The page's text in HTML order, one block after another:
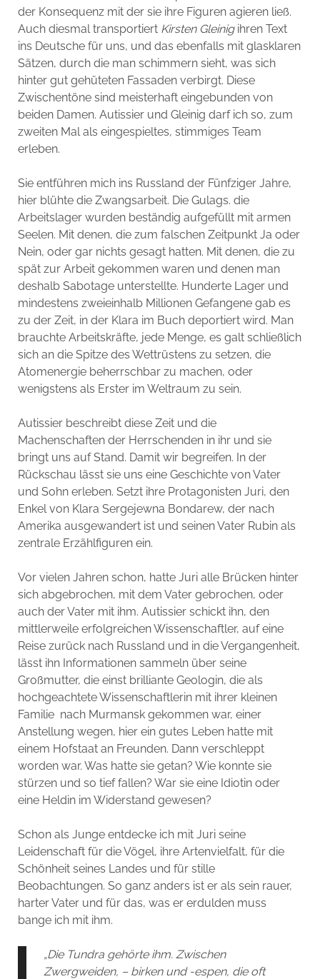
der Konsequenz mit der sie ihre Figuren agieren ließ.
Auch diesmal transportiert Kirsten Gleinigihren Text
ins Deutsche für uns, und das ebenfalls mit glasklaren
Sätzen, durch die man schimmern sieht, was sich
hinter gut gehüteten Fassaden verbirgt. Diese
Zwischentöne sind meisterhaft eingebunden von
beiden Damen. Autissier und Gleinig darf ich so, zum
zweiten Mal als eingespieltes, stimmiges Team
erleben.
Sie entführen mich ins Russland der Fünfziger Jahre,
hier blühte die Zwangsarbeit. Die Gulags. die
Arbeitslager wurden beständig aufgefüllt mit armen
Seelen. Mit denen, die zum falschen Zeitpunkt Ja oder
Nein, oder gar nichts gesagt hatten. Mit denen, die zu
spät zur Arbeit gekommen waren und denen man
deshalb Sabotage unterstellte. Hunderte Lager und
mindestens zweieinhalb Millionen Gefangene gab es
zu der Zeit, in der Klara im Buch deportiert wird. Man
brauchte Arbeitskräfte, jede Menge, es galt schließlich
sich an die Spitze des Wettrüstens zu setzen, die
Atomenergie beherrschbar zu machen, oder
wenigstens als Erster im Weltraum zu sein.
Autissier beschreibt diese Zeit und die
Machenschaften der Herrschenden in ihr und sie
bringt uns auf Stand. Damit wir begreifen. In der
Rückschau lässt sie uns eine Geschichte von Vater
und Sohn erleben. Setzt ihre Protagonisten Juri, den
Enkel von Klara Sergejewna Bondarew, der nach
Amerika ausgewandert ist und seinen Vater Rubin als
zentrale Erzählfiguren ein.
Vor vielen Jahren schon, hatte Juri alle Brücken hinter
sich abgebrochen, mit dem Vater gebrochen, oder
auch der Vater mit ihm. Autissier schickt ihn, den
mittlerweile erfolgreichen Wissenschaftler, auf eine
Reise zurück nach Russland und in die Vergangenheit,
lässt ihn Informationen sammeln über seine
Großmutter, die einst brilliante Geologin, die als
hochgeachtete Wissenschaftlerin mit ihrer kleinen
Familie nach Murmansk gekommen war, einer
Anstellung wegen, hier ein gutes Leben hatte mit
einem Hofstaat an Freunden. Dann verschleppt
worden war. Was hatte sie getan? Wie konnte sie
stürzen und so tief fallen? War sie eine Idiotin oder
eine Heldin im Widerstand gewesen?
Schon als Junge entdecke ich mit Juri seine
Leidenschaft für die Vögel, ihre Artenvielfalt, für die
Schönheit seines Landes und für stille
Beobachtungen. So ganz anders ist er als sein rauer,
harter Vater und für das, was er erdulden muss
bange ich mit ihm.
„Die Tundra gehörte ihm. Zwischen
Zwergweiden, – birken und -espen, die oft